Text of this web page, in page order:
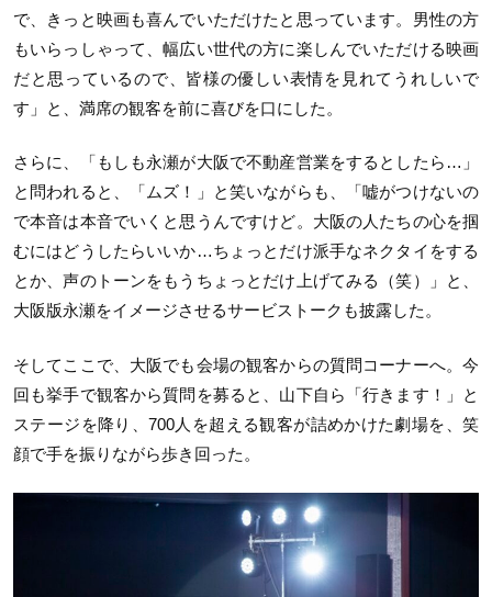
で、きっと映画も喜んでいただけたと思っています。男性の方
もいらっしゃって、幅広い世代の方に楽しんでいただける映画
だと思っているので、皆様の優しい表情を見れてうれしいで
す」と、満席の観客を前に喜びを口にした。
さらに、「もしも永瀬が大阪で不動産営業をするとしたら…」
と問われると、「ムズ！」と笑いながらも、「嘘がつけないの
で本音は本音でいくと思うんですけど。大阪の人たちの心を掴
むにはどうしたらいいか…ちょっとだけ派手なネクタイをする
とか、声のトーンをもうちょっとだけ上げてみる（笑）」と、
大阪版永瀬をイメージさせるサービストークも披露した。
そしてここで、大阪でも会場の観客からの質問コーナーへ。今
回も挙手で観客から質問を募ると、山下自ら「行きます！」と
ステージを降り、700人を超える観客が詰めかけた劇場を、笑
顔で手を振りながら歩き回った。